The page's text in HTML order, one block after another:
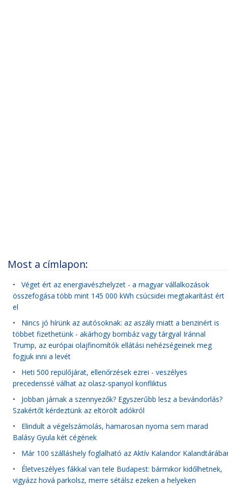
Most a címlapon:
• Véget ért az energiavészhelyzet - a magyar vállalkozások
összefogása több mint 145 000 kWh csúcsidei megtakarítást ért
el
• Nincs jó hírünk az autósoknak: az aszály miatt a benzinért is
többet fizethetünk - akárhogy bombáz vagy tárgyal Iránnal
Trump, az európai olajfinomítók ellátási nehézségeinek meg
fogjuk inni a levét
• Heti 500 repülőjárat, ellenőrzések ezrei - veszélyes
precedenssé válhat az olasz-spanyol konfliktus
• Jobban járnak a szennyezők? Egyszerűbb lesz a bevándorlás?
Szakértőt kérdeztünk az eltörölt adókról
• Elindult a végelszámolás, hamarosan nyoma sem marad
Balásy Gyula két cégének
• Már 100 szálláshely foglalható az Aktív Kalandor
• Életveszélyes fákkal van tele Budapest: bármikor kidőlhetnek,
vigyázz hová parkolsz, merre sétálsz ezeken a helyeken